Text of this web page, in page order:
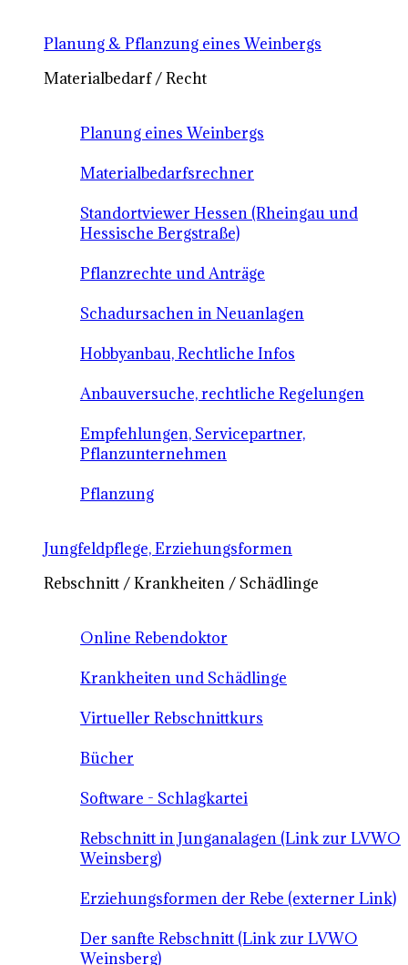
Planung & Pflanzung eines Weinbergs
Materialbedarf / Recht
Planung eines Weinbergs
Materialbedarfsrechner
Standortviewer Hessen (Rheingau und
Hessische Bergstraße)
Pflanzrechte und Anträge
Schadursachen in Neuanlagen
Hobbyanbau, Rechtliche Infos
Anbauversuche, rechtliche Regelungen
Empfehlungen, Servicepartner,
Pflanzunternehmen
Pflanzung
Jungfeldpflege, Erziehungsformen
Rebschnitt / Krankheiten / Schädlinge
Online Rebendoktor
Krankheiten und Schädlinge
Virtueller Rebschnittkurs
Bücher
Software - Schlagkartei
Rebschnitt in Junganalagen (Link zur LVWO
Weinsberg)
Erziehungsformen der Rebe (externer Link)
Der sanfte Rebschnitt (Link zur LVWO
Weinsberg)